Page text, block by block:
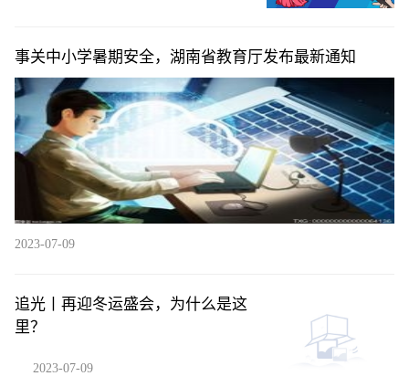
事关中小学暑期安全，湖南省教育厅发布最新通知
2023-07-09
追光丨再迎冬运盛会，为什么是这
里？
2023-07-09